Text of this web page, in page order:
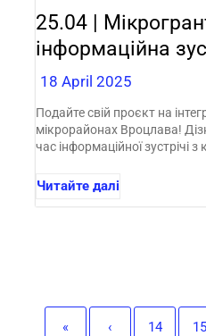
25.04 |
інформаційна
18 April 2025
Подайте свій проєкт на
мікрорайонах Вроцлава!
час інформаційної зустрічі
Читайте далі
« ‹ 14 15